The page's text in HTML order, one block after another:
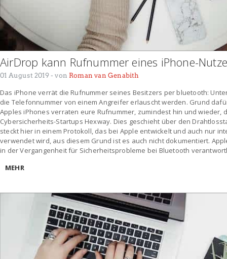
AirDrop kann Rufnummer eines iPhone-
01 August 2019- von Roman van Genabith
Das iPhone verrät die Rufnummer seines Besitzers per bluetooth:
die Telefonnummer von einem Angreifer erlauscht werden. Grund
Apples iPhones verraten eure Rufnummer, zumindest hin und wieder,
Cybersicherheits-Startups Hexway. Dies geschieht über den
steckt hier in einem Protokoll, das bei Apple entwickelt und auch nur
verwendet wird, aus diesem Grund ist es auch nicht dokumentiert.
in der Vergangenheit für Sicherheitsprobleme bei Bluetooth
MEHR